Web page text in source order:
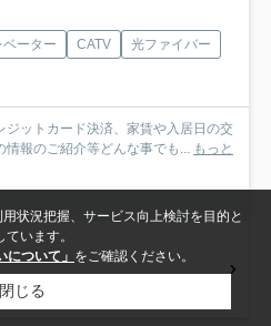
ベーター CATV
光ファイバー
ジットカード決済、家賃や入居日の交
報のご紹介等どんな事でも...
もっと
/ 2K
状況把握、サービス向上検討を目的と
います。
について」 をご確認ください。
閉じる